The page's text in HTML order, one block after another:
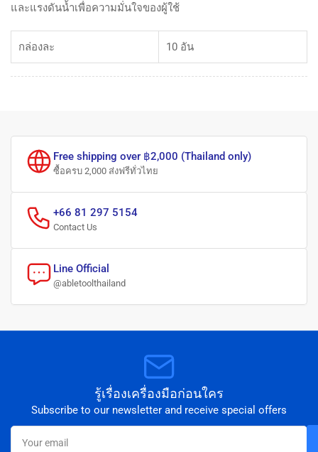
และแรงดันน้ำเพื่อความมั่นใจของผู้ใช้
กล่องละ 10 อัน
Free shipping over ฿2,000 (Thailand only)
ซื้อครบ 2,000 ส่งฟรีทั่วไทย
+66 81 297 5154
Contact Us
Line Official
@abletoolthailand
รู้เรื่องเครื่องมือก่อนใคร
Subscribe to our newsletter and receive special offers
Your
email